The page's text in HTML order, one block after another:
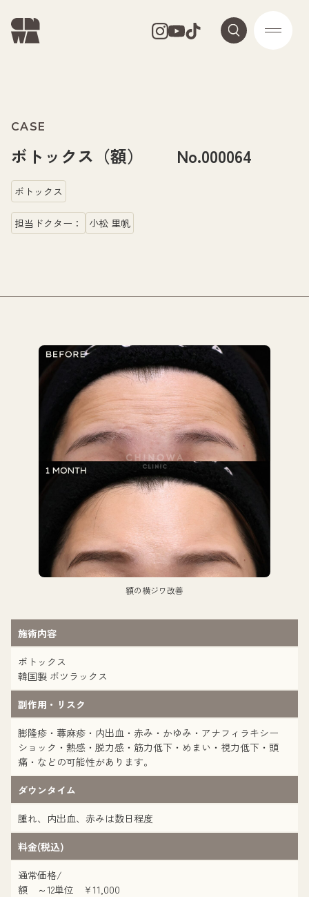
CASE
ボトックス（額） No.000064
ボトックス
担当ドクター： 小松 里帆
額の横ジワ改善
施術内容
ボトックス
韓国製 ボツラックス
副作用・リスク
膨隆疹・蕁麻疹・内出血・赤み・かゆみ・アナフィラキシー
ショック・熱感・脱力感・筋力低下・めまい・視力低下・頭
痛・などの可能性があります。
ダウンタイム
腫れ、内出血、赤みは数日程度
料金(税込)
通常価格/
額 ～12単位 ¥11,000